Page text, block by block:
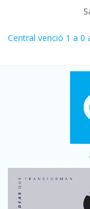
Central venció 1 a 0
La morosidad
afecta a 400 mil
Desde que asumió
denuncia crisis
Vacaciones de
turístico: 4,6
Fuerte caída de la